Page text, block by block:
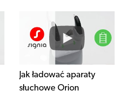
Jak ładować aparaty
słuchowe Orion